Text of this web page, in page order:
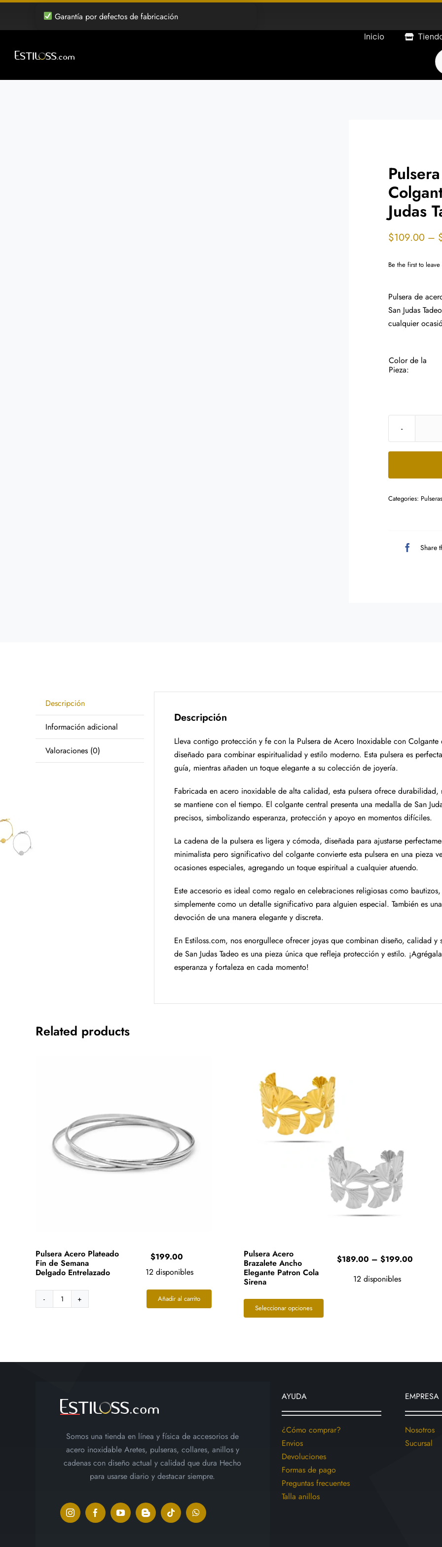
Saltar
contenido
Garantía por defectos de fabricación
Inicio
Judas
$109.00 –
Be the first to
Pulsera de
San Judas
cualquier
Color de la
Pieza:
Categories: Pulseras
Share
Descripción
Información adicional
Valoraciones (0)
Descripción
Lleva contigo protección y fe con la Pulsera de Acero Inoxidable con Colgante
diseñado para combinar espiritualidad y estilo moderno. Esta pulsera es
guía, mientras añaden un toque elegante a su colección de joyería.
Fabricada en acero inoxidable de alta calidad, esta pulsera ofrece
se mantiene con el tiempo. El colgante central presenta una medalla de San
precisos, simbolizando esperanza, protección y apoyo en momentos difíciles.
La cadena de la pulsera es ligera y cómoda, diseñada para ajustarse
minimalista pero significativo del colgante convierte esta pulsera en una pieza
ocasiones especiales, agregando un toque espiritual a cualquier atuendo.
Este accesorio es ideal como regalo en celebraciones religiosas como
simplemente como un detalle significativo para alguien especial. También es
devoción de una manera elegante y discreta.
En Estiloss.com, nos enorgullece ofrecer joyas que combinan diseño, calidad
de San Judas Tadeo es una pieza única que refleja protección y estilo.
esperanza y fortaleza en cada momento!
Related products
Pulsera Acero Plateado
Fin de Semana
Delgado Entrelazado
$199.00
12 disponibles
Pulsera
Semana
Añadir al carrito
Pulsera Acero
Brazalete Ancho
Elegante Patron Cola
Sirena
$189.00 – $199.00Price
12 disponibles
Seleccionar opciones
producto
pueden
elegir
en
de
Somos una tienda en línea y física de accesorios de
acero inoxidable Aretes, pulseras, collares, anillos y
cadenas con diseño actual y calidad que dura Hecho
para usarse diario y destacar siempre.
AYUDA
¿Cómo comprar?
Envios
Devoluciones
Formas de pago
Preguntas frecuentes
Talla anillos
EMPRESA
Nosotros
Sucursal